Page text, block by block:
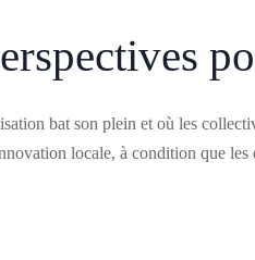
bat son plein et où les
locale, à condition que